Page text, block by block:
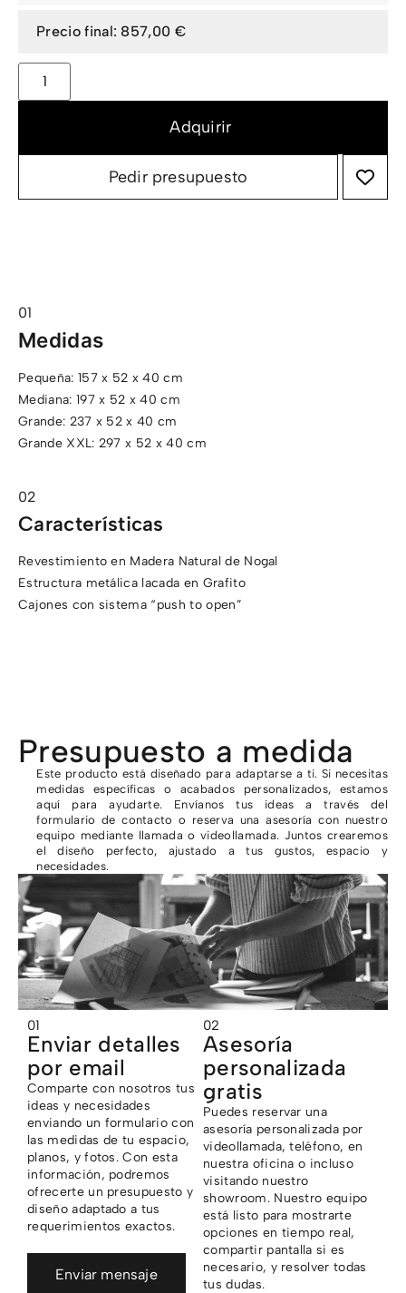
857,00 €
Pedir presupuesto
Medidas
Pequeña: 157 x 52 x 40 cm
Mediana: 197 x 52 x 40 cm
Grande: 237 x 52 x 40 cm
Grande XXL: 297 x 52 x 40 cm
Características
Revestimiento en Madera Natural de Nogal
Estructura metálica lacada en Grafito
Cajones con sistema “push to open”
Presupuesto a medida
Este producto está diseñado para adaptarse a ti. Si necesitas
medidas específicas o acabados personalizados, estamos
aquí para ayudarte. Envíanos tus ideas a través del
formulario de contacto o reserva una asesoría con nuestro
equipo mediante llamada o videollamada. Juntos crearemos
el diseño perfecto, ajustado a tus gustos, espacio y
necesidades.
01
Enviar detalles
por email
Comparte con nosotros tus
ideas y necesidades
enviando un formulario con
las medidas de tu espacio,
planos, y fotos. Con esta
información, podremos
ofrecerte un presupuesto y
diseño adaptado a tus
requerimientos exactos.
Enviar mensaje
02
Asesoría
personalizada
gratis
Puedes reservar una
asesoría personalizada por
videollamada, teléfono, en
nuestra oficina o incluso
visitando nuestro
showroom. Nuestro equipo
está listo para mostrarte
opciones en tiempo real,
compartir pantalla si es
necesario, y resolver todas
tus dudas.